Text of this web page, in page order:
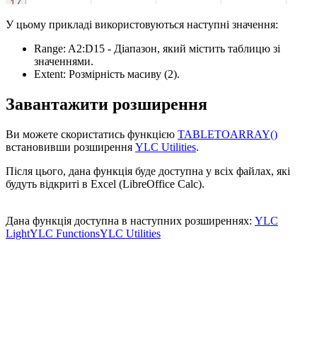
У цьому прикладі використовуються наступні значення:
Range: A2:D15 - Діапазон, який містить таблицю зі
значеннями.
Extent: Розмірність масиву (2).
Завантажити розширення
Ви можете скористатись функцією TABLETOARRAY()
встановивши розширення YLC Utilities.
Після цього, дана функція буде доступна у всіх файлах, які
будуть відкриті в Excel (LibreOffice Calc).
Дана функція доступна в наступних розширеннях: YLC
LightYLC FunctionsYLC Utilities